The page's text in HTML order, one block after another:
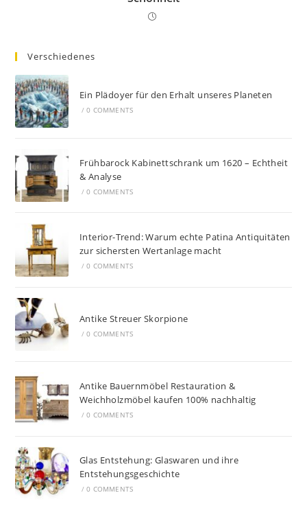
Verschiedenes
Ein Plädoyer für den Erhalt unseres Planeten
/ 0 COMMENTS
Frühbarock Kabinettschrank um 1620 – Echtheit
& Analyse
/ 0 COMMENTS
Interior-Trend: Warum echte Patina Antiquitäten
zur sichersten Wertanlage macht
/ 0 COMMENTS
Antike Streuer Skorpione
/ 0 COMMENTS
Antike Bauernmöbel Restauration &
Weichholzmöbel kaufen 100% nachhaltig
/ 0 COMMENTS
Glas Entstehung: Glaswaren und ihre
Entstehungsgeschichte
/ 0 COMMENTS